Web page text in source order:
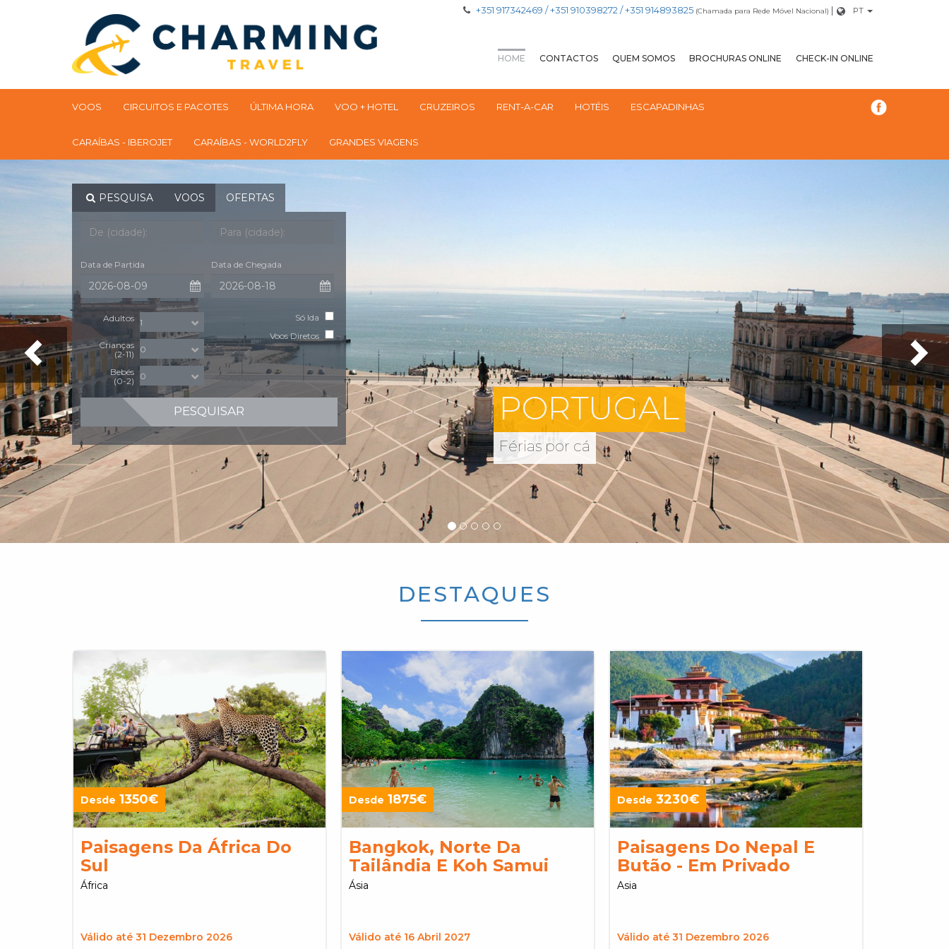
+351 917342469 / +351 910398272 / +351 914893825 (Chamada para Rede Móvel Nacional) | PT
HOME CONTACTOS QUEM SOMOS BROCHURAS ONLINE CHECK-IN ONLINE
VOOS CIRCUITOS E PACOTES ÚLTIMA HORA VOO + HOTEL CRUZEIROS RENT-A-CAR HOTÉIS ESCAPADINHAS
CARAÍBAS - IBEROJET CARAÍBAS - WORLD2FLY GRANDES VIAGENS
PORTUGAL
Férias por cá
PESQUISA VOOS OFERTAS
Data de Partida Data de Chegada
Adultos
Crianças
(2-11)
Bebés
(0-2)
Só Ida
Voos Diretos
PESQUISAR
DESTAQUES
Desde 1350€
Paisagens Da África Do
Sul
África
Válido até 31 Dezembro 2026
Desde 1875€
Bangkok, Norte Da
Tailândia E Koh Samui
Ásia
Válido até 16 Abril 2027
Desde 3230€
Paisagens Do Nepal E
Butão - Em Privado
Asia
Válido até 31 Dezembro 2026